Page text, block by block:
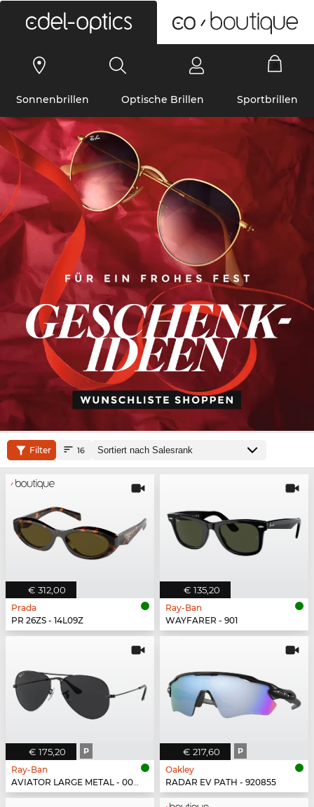
Sonnenbrillen Optische Brillen Sportbrillen
Filter 16
€ 312,00
Prada
PR 26ZS - 14L09Z
€ 135,20
Ray-Ban
WAYFARER - 901
€ 175,20 P
Ray-Ban
AVIATOR LARGE METAL - 002/48
€ 217,60 P
Oakley
RADAR EV PATH - 920855